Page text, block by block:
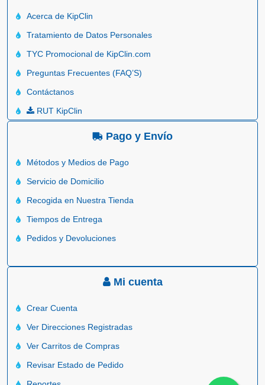
Acerca de KipClin
Tratamiento de Datos Personales
TYC Promocional de KipClin.com
Preguntas Frecuentes (FAQ’S)
Contáctanos
RUT KipClin
Pago y Envío
Métodos y Medios de Pago
Servicio de Domicilio
Recogida en Nuestra Tienda
Tiempos de Entrega
Pedidos y Devoluciones
Mi cuenta
Crear Cuenta
Ver Direcciones Registradas
Ver Carritos de Compras
Revisar Estado de Pedido